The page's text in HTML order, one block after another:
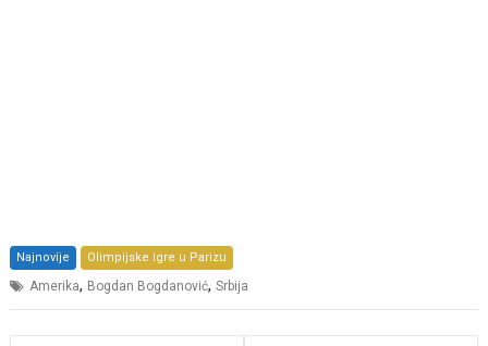
Najnovije Olimpijske igre u Parizu
Amerika, Bogdan Bogdanović,Srbija